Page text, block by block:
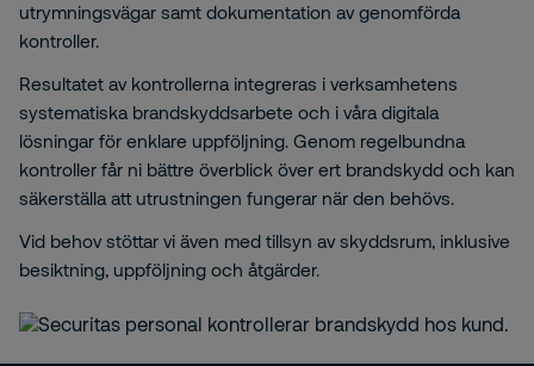
utrymningsvägar samt dokumentation av genomförda
kontroller.
Resultatet av kontrollerna integreras i verksamhetens
systematiska brandskyddsarbete och i våra digitala
lösningar för enklare uppföljning. Genom regelbundna
kontroller får ni bättre överblick över ert brandskydd och kan
säkerställa att utrustningen fungerar när den behövs.
Vid behov stöttar vi även med tillsyn av skyddsrum, inklusive
besiktning, uppföljning och åtgärder.